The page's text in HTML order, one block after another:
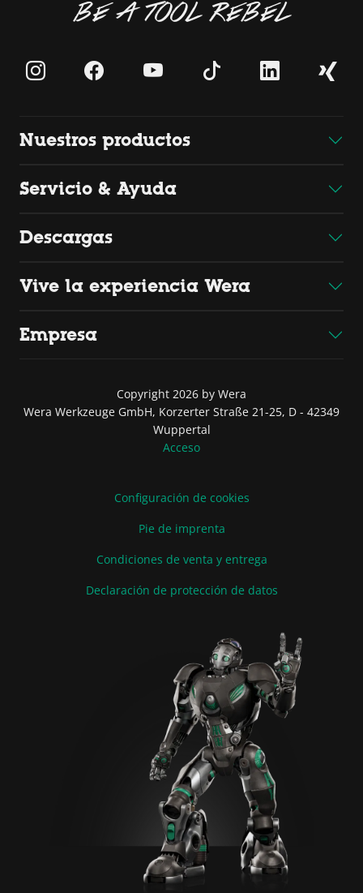
BE A TOOL REBEL
Nuestros productos
Servicio & Ayuda
Descargas
Vive la experiencia Wera
Empresa
Copyright 2026 by Wera
Wera Werkzeuge GmbH, Korzerter Straße 21-25, D - 42349
Wuppertal
Acceso
Configuración de cookies
Pie de imprenta
Condiciones de venta y entrega
Declaración de protección de datos